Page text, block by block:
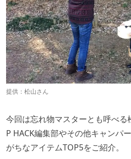
提供：松山さん
今回は忘れ物マスターとも呼べる
P HACK編集部やその他キャンパ
がちなアイテムTOP5をご紹介。